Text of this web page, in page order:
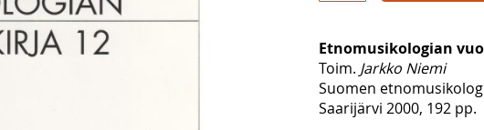
Etnomusikologian
Toim. Jarkko Niemi
Suomen
Saarijärvi 2000, 192 pp.